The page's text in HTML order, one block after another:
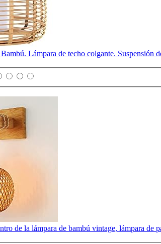
Lámpara de techo colgante.
de la lámpara de bambú vintage, lámpara de